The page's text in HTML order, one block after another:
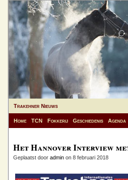
Trakehner Nieuws
Home TCN Fokkerij Geschiedenis Agenda
Het Hannover Interview
Geplaatst door admin on 8 februari 2018